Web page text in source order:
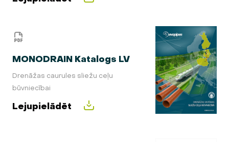
MONODRAIN Katalogs LV
Drenāžas caurules sliežu ceļu
būvniecībai
Lejupielādēt